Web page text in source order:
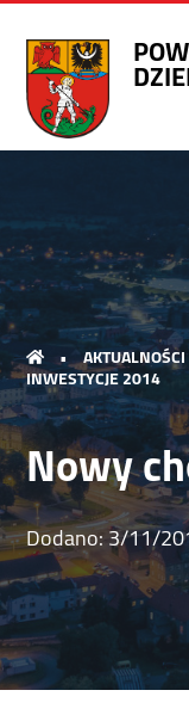
•
INWESTYCJE 2014
Nowy
Dodano:3/11/